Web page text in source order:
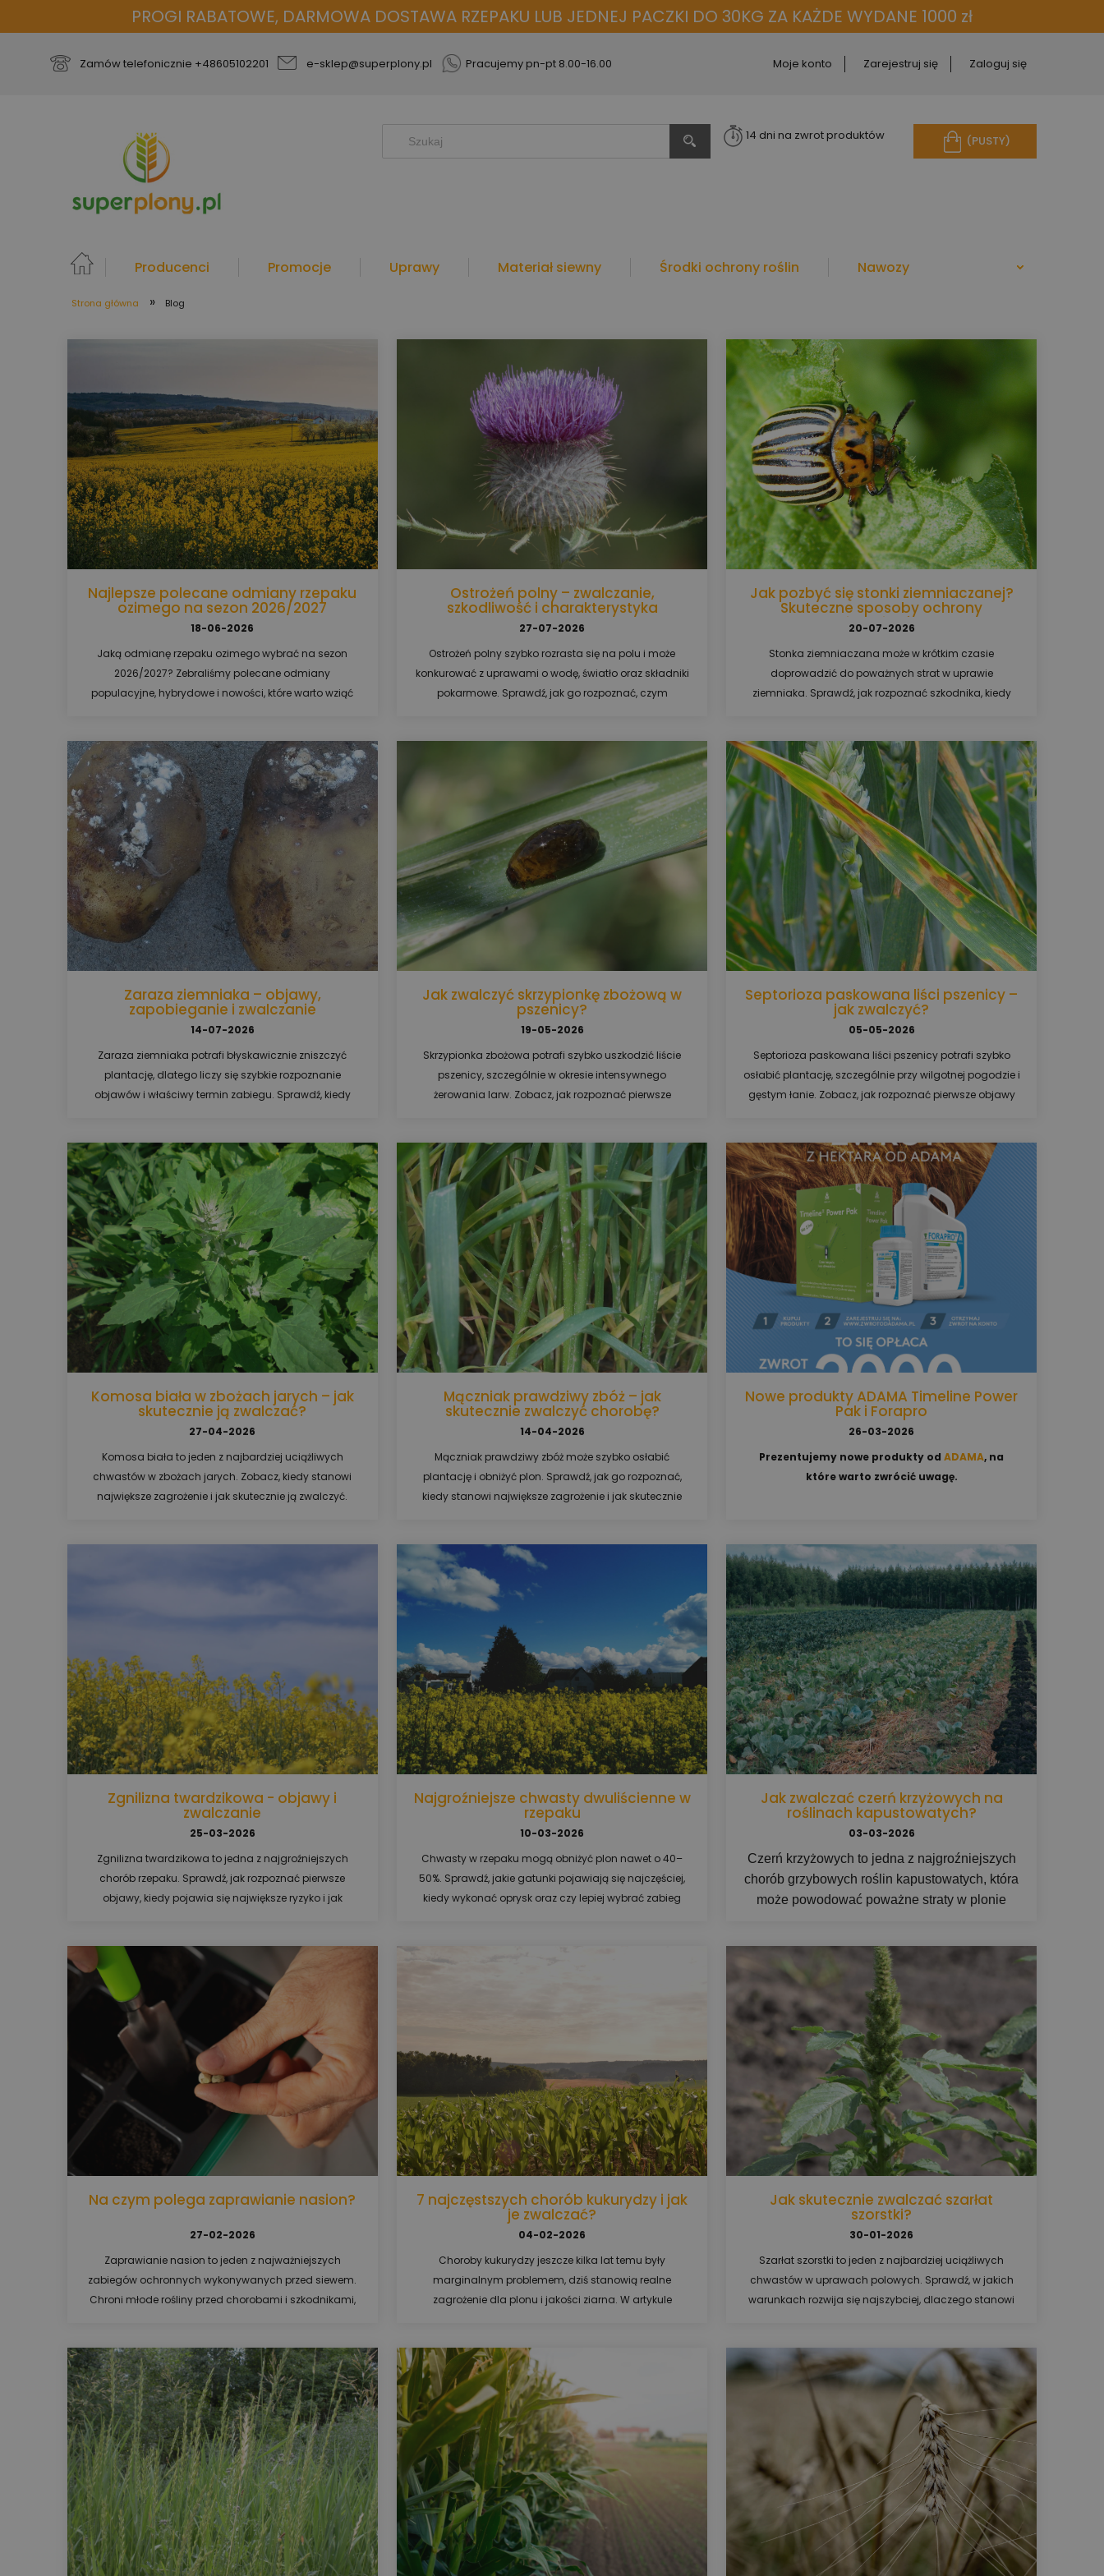
PROGI RABATOWE, DARMOWA DOSTAWA RZEPAKU LUB JEDNEJ PACZKI DO 30KG ZA KAŻDE WYDANE 1000 zł
Zamów telefonicznie +48605102201 e-sklep@superplony.pl Pracujemy pn-pt 8.00-16.00 Moje konto Zarejestruj się Zaloguj się
(PUSTY)
14 dni na zwrot produktów
Producenci Promocje Uprawy Materiał siewny Środki ochrony roślin Nawozy
więcej
Strona główna » Blog
Najlepsze polecane odmiany rzepaku
ozimego na sezon 2026/2027
18-06-2026
Jaką odmianę rzepaku ozimego wybrać na sezon
2026/2027? Zebraliśmy polecane odmiany
populacyjne, hybrydowe i nowości, które warto wziąć
Ostrożeń polny – zwalczanie,
szkodliwość i charakterystyka
27-07-2026
Ostrożeń polny szybko rozrasta się na polu i może
konkurować z uprawami o wodę, światło oraz składniki
pokarmowe. Sprawdź, jak go rozpoznać, czym
Jak pozbyć się stonki ziemniaczanej?
Skuteczne sposoby ochrony
ziemniaków
20-07-2026
Stonka ziemniaczana może w krótkim czasie
doprowadzić do poważnych strat w uprawie
ziemniaka. Sprawdź, jak rozpoznać szkodnika, kiedy
Zaraza ziemniaka – objawy,
zapobieganie i zwalczanie
14-07-2026
Zaraza ziemniaka potrafi błyskawicznie zniszczyć
plantację, dlatego liczy się szybkie rozpoznanie
objawów i właściwy termin zabiegu. Sprawdź, kiedy
Jak zwalczyć skrzypionkę zbożową w
pszenicy?
19-05-2026
Skrzypionka zbożowa potrafi szybko uszkodzić liście
pszenicy, szczególnie w okresie intensywnego
żerowania larw. Zobacz, jak rozpoznać pierwsze
Septorioza paskowana liści pszenicy –
jak zwalczyć?
05-05-2026
Septorioza paskowana liści pszenicy potrafi szybko
osłabić plantację, szczególnie przy wilgotnej pogodzie i
gęstym łanie. Zobacz, jak rozpoznać pierwsze objawy
Komosa biała w zbożach jarych – jak
skutecznie ją zwalczać?
27-04-2026
Komosa biała to jeden z najbardziej uciążliwych
chwastów w zbożach jarych. Zobacz, kiedy stanowi
największe zagrożenie i jak skutecznie ją zwalczyć.
Mączniak prawdziwy zbóż – jak
skutecznie zwalczyć chorobę?
14-04-2026
Mączniak prawdziwy zbóż może szybko osłabić
plantację i obniżyć plon. Sprawdź, jak go rozpoznać,
kiedy stanowi największe zagrożenie i jak skutecznie
Nowe produkty ADAMA Timeline Power
Pak i Forapro
26-03-2026
Prezentujemy nowe produkty odADAMA, na
które warto zwrócić uwagę.
Zgnilizna twardzikowa - objawy i
zwalczanie
25-03-2026
Zgnilizna twardzikowa to jedna z najgroźniejszych
chorób rzepaku. Sprawdź, jak rozpoznać pierwsze
objawy, kiedy pojawia się największe ryzyko i jak
Najgroźniejsze chwasty dwuliścienne w
rzepaku
10-03-2026
Chwasty w rzepaku mogą obniżyć plon nawet o 40–
50%. Sprawdź, jakie gatunki pojawiają się najczęściej,
kiedy wykonać oprysk oraz czy lepiej wybrać zabieg
Jak zwalczać czerń krzyżowych na
roślinach kapustowatych?
03-03-2026
Czerń krzyżowych to jedna z najgroźniejszych
chorób grzybowych roślin kapustowatych, która
może powodować poważne straty w plonie
zagrożenie oraz jakie fungicydy skutecznie
chronią plantację.
Na czym polega zaprawianie nasion?
27-02-2026
Zaprawianie nasion to jeden z najważniejszych
zabiegów ochronnych wykonywanych przed siewem.
Chroni młode rośliny przed chorobami i szkodnikami,
Sprawdź, jakie są metody zaprawiania, czym
zaprawiać zboża, kukurydzę czy rzepak oraz kiedy
najlepiej wykonać ten zabieg, aby zwiększyć
bezpieczeństwo plantacji i potencjał plonowania.
7 najczęstszych chorób kukurydzy i jak
je zwalczać?
04-02-2026
Choroby kukurydzy jeszcze kilka lat temu były
marginalnym problemem, dziś stanowią realne
zagrożenie dla plonu i jakości ziarna. W artykule
Sprawdź, jak skutecznie chronić plantację i kiedy
sięgnąć po fungicydy, aby ograniczyć straty.
Jak skutecznie zwalczać szarłat
szorstki?
30-01-2026
Szarłat szorstki to jeden z najbardziej uciążliwych
chwastów w uprawach polowych. Sprawdź, w jakich
warunkach rozwija się najszybciej, dlaczego stanowi
cukrowych i zbożach jarych.